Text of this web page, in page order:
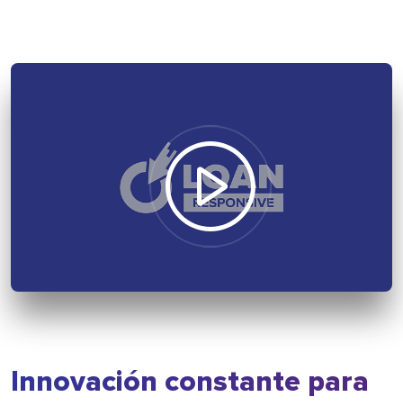
Innovación constante para